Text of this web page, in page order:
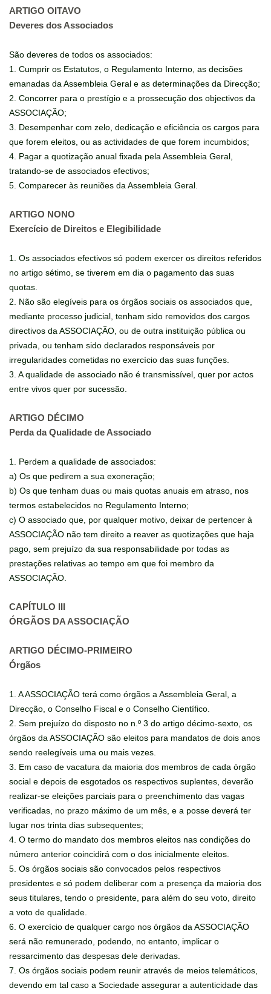
ARTIGO OITAVO
Deveres dos Associados
São deveres de todos os associados:
1. Cumprir os Estatutos, o Regulamento Interno, as decisões
emanadas da Assembleia Geral e as determinações da Direcção;
2. Concorrer para o prestígio e a prossecução dos objectivos da
ASSOCIAÇÃO;
3. Desempenhar com zelo, dedicação e eficiência os cargos para
que forem eleitos, ou as actividades de que forem incumbidos;
4. Pagar a quotização anual fixada pela Assembleia Geral,
tratando-se de associados efectivos;
5. Comparecer às reuniões da Assembleia Geral.
ARTIGO NONO
Exercício de Direitos e Elegibilidade
1. Os associados efectivos só podem exercer os direitos referidos
no artigo sétimo, se tiverem em dia o pagamento das suas
quotas.
2. Não são elegíveis para os órgãos sociais os associados que,
mediante processo judicial, tenham sido removidos dos cargos
directivos da ASSOCIAÇÃO, ou de outra instituição pública ou
privada, ou tenham sido declarados responsáveis por
irregularidades cometidas no exercício das suas funções.
3. A qualidade de associado não é transmissível, quer por actos
entre vivos quer por sucessão.
ARTIGO DÉCIMO
Perda da Qualidade de Associado
1. Perdem a qualidade de associados:
a) Os que pedirem a sua exoneração;
b) Os que tenham duas ou mais quotas anuais em atraso, nos
termos estabelecidos no Regulamento Interno;
c) O associado que, por qualquer motivo, deixar de pertencer à
ASSOCIAÇÃO não tem direito a reaver as quotizações que haja
pago, sem prejuízo da sua responsabilidade por todas as
prestações relativas ao tempo em que foi membro da
ASSOCIAÇÃO.
CAPÍTULO III
ÓRGÃOS DA ASSOCIAÇÃO
ARTIGO DÉCIMO-PRIMEIRO
Órgãos
1. A ASSOCIAÇÃO terá como órgãos a Assembleia Geral, a
Direcção, o Conselho Fiscal e o Conselho Científico.
2. Sem prejuízo do disposto no n.º 3 do artigo décimo-sexto, os
órgãos da ASSOCIAÇÃO são eleitos para mandatos de dois anos
sendo reelegíveis uma ou mais vezes.
3. Em caso de vacatura da maioria dos membros de cada órgão
social e depois de esgotados os respectivos suplentes, deverão
realizar-se eleições parciais para o preenchimento das vagas
verificadas, no prazo máximo de um mês, e a posse deverá ter
lugar nos trinta dias subsequentes;
4. O termo do mandato dos membros eleitos nas condições do
número anterior coincidirá com o dos inicialmente eleitos.
5. Os órgãos sociais são convocados pelos respectivos
presidentes e só podem deliberar com a presença da maioria dos
seus titulares, tendo o presidente, para além do seu voto, direito
a voto de qualidade.
6. O exercício de qualquer cargo nos órgãos da ASSOCIAÇÃO
será não remunerado, podendo, no entanto, implicar o
ressarcimento das despesas dele derivadas.
7. Os órgãos sociais podem reunir através de meios telemáticos,
devendo em tal caso a Sociedade assegurar a autenticidade das